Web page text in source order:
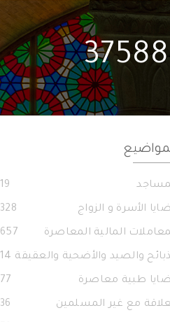
19
الأسرة و الزواج 328
المالية المعاصرة 657
والصيد والأضحية والعقيقة 14
طبية معاصرة 77
مع غير المسلمين 36